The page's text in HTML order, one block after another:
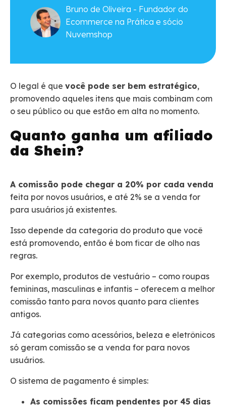
Bruno de Oliveira - Fundador do
Ecommerce na Prática e sócio
Nuvemshop
O legal é que você pode ser bem estratégico,
promovendo aqueles itens que mais combinam com
o seu público ou que estão em alta no momento.
Quanto ganha um afiliado
da Shein?
A comissão pode chegar a 20% por cada venda
feita por novos usuários, e até 2% se a venda for
para usuários já existentes.
Isso depende da categoria do produto que você
está promovendo, então é bom ficar de olho nas
regras.
Por exemplo, produtos de vestuário – como roupas
femininas, masculinas e infantis – oferecem a melhor
comissão tanto para novos quanto para clientes
antigos.
Já categorias como acessórios, beleza e eletrônicos
só geram comissão se a venda for para novos
usuários.
O sistema de pagamento é simples:
As comissões ficam pendentes por 45 dias